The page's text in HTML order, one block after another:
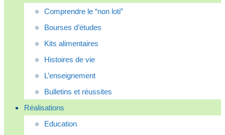
Comprendre le “non loti”
Bourses d’études
Kits alimentaires
Histoires de vie
L’enseignement
Bulletins et réussites
Réalisations
Education